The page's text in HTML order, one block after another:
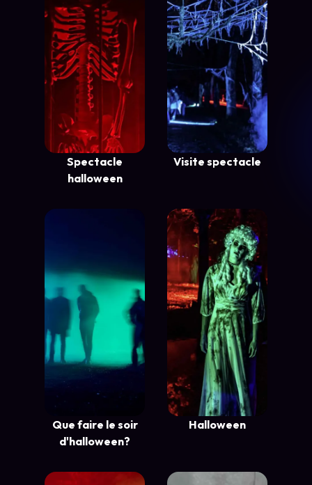
Spectacle
halloween
Visite spectacle
Que faire le soir
d'halloween?
Halloween